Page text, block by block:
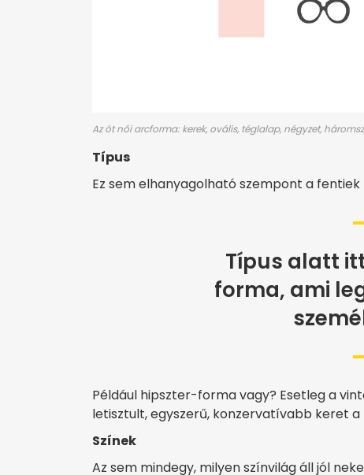
Az öt női arcforma: kerek, ovális, téglalap, négyzet,
Típus
Ez sem elhanyagolható szempont a
Típus alatt
forma, ami
Például hipszter-forma vagy? Esetleg a
letisztult, egyszerű, konzervatívabb keret a
Színek
Az sem mindegy, milyen színvilág áll jól